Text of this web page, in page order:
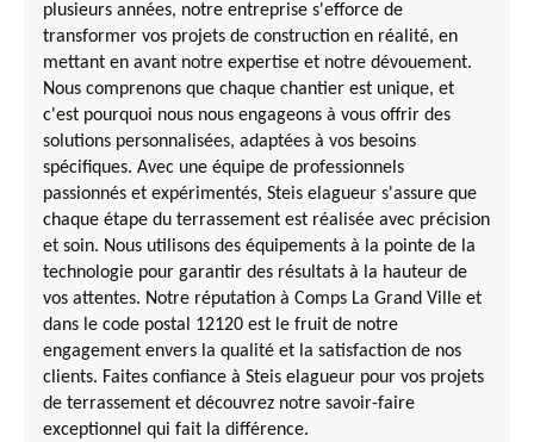
plusieurs années, notre entreprise s'efforce de
transformer vos projets de construction en réalité, en
mettant en avant notre expertise et notre dévouement.
Nous comprenons que chaque chantier est unique, et
c'est pourquoi nous nous engageons à vous offrir des
solutions personnalisées, adaptées à vos besoins
spécifiques. Avec une équipe de professionnels
passionnés et expérimentés, Steis elagueur s'assure que
chaque étape du terrassement est réalisée avec précision
et soin. Nous utilisons des équipements à la pointe de la
technologie pour garantir des résultats à la hauteur de
vos attentes. Notre réputation à Comps La Grand Ville et
dans le code postal 12120 est le fruit de notre
engagement envers la qualité et la satisfaction de nos
clients. Faites confiance à Steis elagueur pour vos projets
de terrassement et découvrez notre savoir-faire
exceptionnel qui fait la différence.